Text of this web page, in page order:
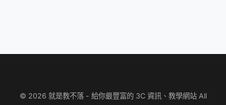
© 2026 就是教不落 - 給你最豐富的 3C 資訊、教學網站 All